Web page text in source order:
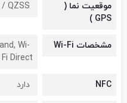
موقعیت نما (
GPS )
/ QZSS
مشخصات Wi-Fi
Wi-
Fi Direct
NFC دارد